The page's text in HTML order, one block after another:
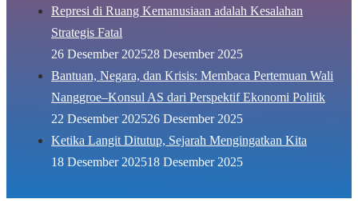
Represi di Ruang Kemanusiaan adalah Kesalahan
Strategis Fatal
26 Desember 202528 Desember 2025
Bantuan, Negara, dan Krisis: Membaca Pertemuan Wali
Nanggroe–Konsul AS dari Perspektif Ekonomi Politik
22 Desember 202526 Desember 2025
Ketika Langit Ditutup, Sejarah Mengingatkan Kita
18 Desember 202518 Desember 2025